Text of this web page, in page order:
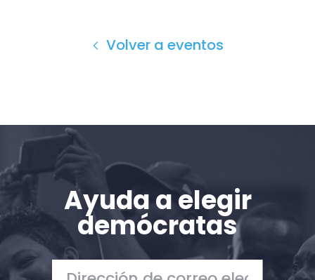
Volver a eventos
Ayuda a elegir
demócratas